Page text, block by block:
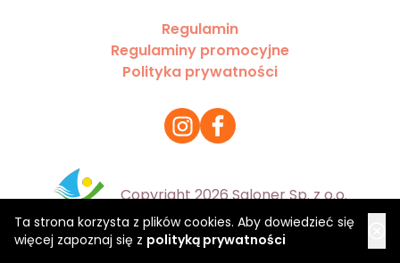
Ta strona korzysta z plików cookies. Aby dowiedzieć się
więcej zapoznaj się z polityką prywatności
Regulamin
Regulaminy promocyjne
Polityka prywatności
Copyright 2026 Saloner Sp. z o.o.